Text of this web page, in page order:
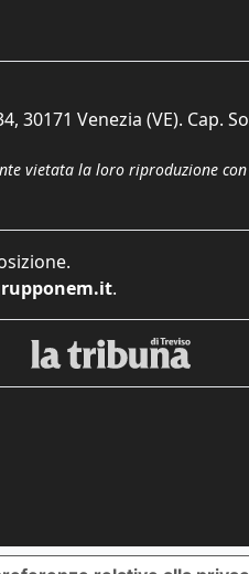
Venezia (VE). Cap.
vietata la loro riproduzione
.